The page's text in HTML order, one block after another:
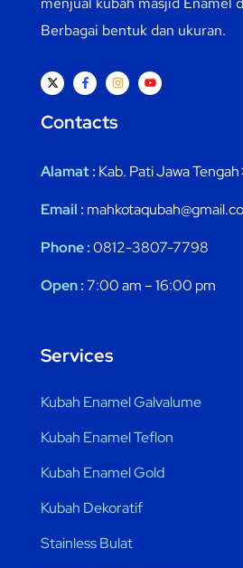
Berbagai bentuk dan ukuran.
Contacts
Alamat : Kab. Pati Jawa
Email :
Phone :0812-3807-7798
Open :7:00 am – 16:00 pm
Services
Kubah Enamel Galvalume
Kubah Enamel Teflon
Kubah Enamel Gold
Kubah Dekoratif
Stainless Bulat